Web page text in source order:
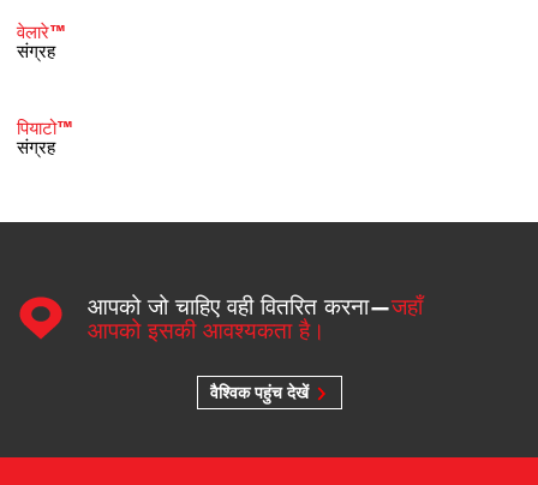
वेलारे™
संग्रह
पियाटो™
संग्रह
आपको जो चाहिए वही वितरित करना—जहाँ
आपको इसकी आवश्यकता है।
वैश्विक पहुंच देखें